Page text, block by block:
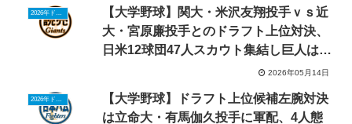
2026年ドラフトニュース
【大学野球】関大・米沢友翔投手ｖｓ近
大・宮原廉投手とのドラフト上位対決、
日米12球団47人スカウト集結し巨人は11
2026年05月14日
【大学野球】ドラフト上位候補左腕対決
は立命大・有馬伽久投手に軍配、4人態